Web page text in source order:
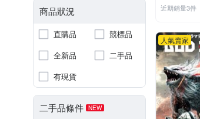
商品狀況
直購品
競標品
全新品
二手品
有現貨
二手品條件 NEW
近期銷量3件
人氣賣家